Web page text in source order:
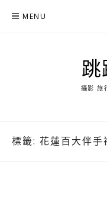
MENU
跳
攝影 旅
標籤: 花蓮百大伴手